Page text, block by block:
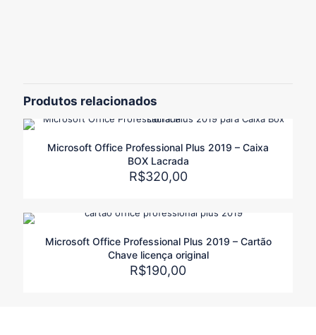
Licença Original”
obrigatórios são marcados com*
Produtos relacionados
Microsoft Office Professional Plus 2019 – Caixa
BOX Lacrada
R$320,00
Microsoft Office Professional Plus 2019 – Cartão
Chave licença original
R$190,00